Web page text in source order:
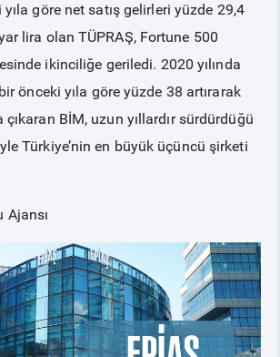
yıla göre net satış gelirleri yüzde 29,4
lira olan TÜPRAŞ, Fortune 500
ikinciliğe geriledi. 2020 yılında
önceki yıla göre yüzde 38 artırarak
BİM, uzun yıllardır sürdürdüğü
Türkiye’nin en büyük üçüncü şirketi
Ajansı